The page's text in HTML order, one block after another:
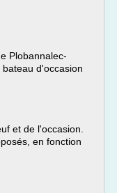
Plobannalec-
d'occasion
et de l'occasion.
en fonction